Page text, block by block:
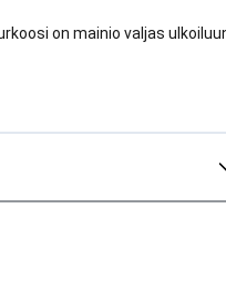
on mainio valjas